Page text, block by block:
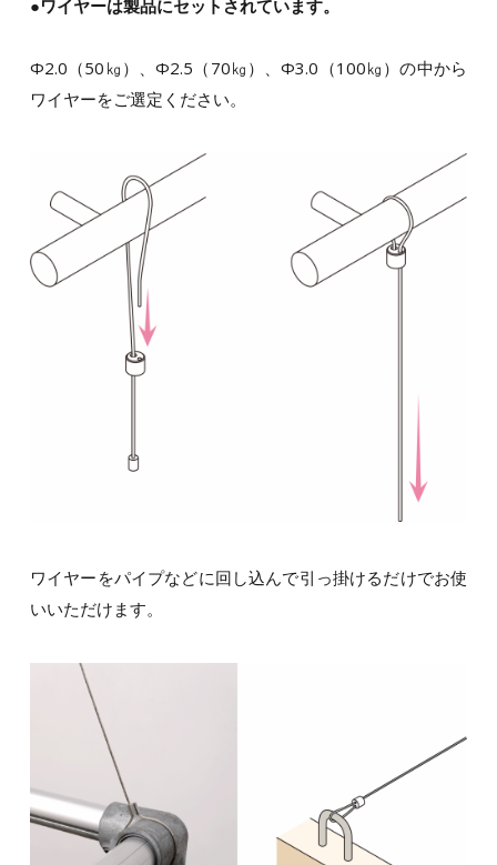
●ワイヤーは製品にセットされています。
Φ2.0（50㎏）、Φ2.5（70㎏）、Φ3.0（100㎏）の中から
ワイヤーをご選定ください。
ワイヤーをパイプなどに回し込んで引っ掛けるだけでお使
いいただけます。